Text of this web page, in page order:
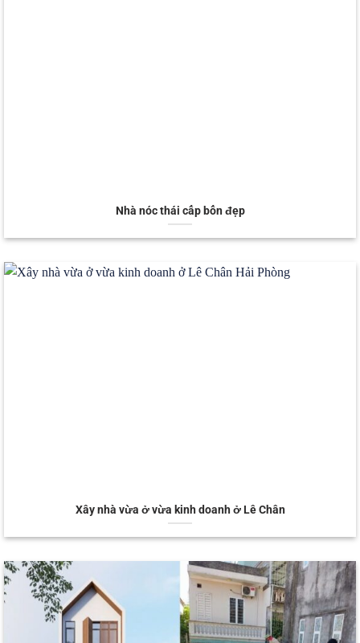
Nhà nóc thái cấp bốn đẹp
Xây nhà vừa ở vừa kinh doanh ở Lê Chân